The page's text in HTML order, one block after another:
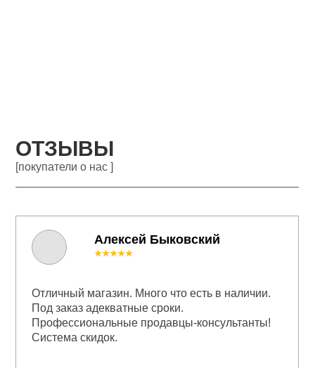
ОТЗЫВЫ
[покупатели о нас ]
Алексей Быковский
★★★★★
Отличный магазин. Много что есть в наличии.
Под заказ адекватные сроки.
Профессиональные продавцы-консультанты!
Система скидок.